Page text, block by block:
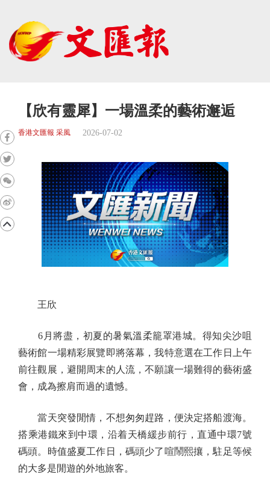
【欣有靈犀】一場溫柔的藝術邂逅
香港文匯報 采風 2026-07-02
王欣
6月將盡，初夏的暑氣溫柔籠罩港城。得知尖沙咀
藝術館一場精彩展覽即將落幕，我特意選在工作日上午
前往觀展，避開周末的人流，不願讓一場難得的藝術盛
會，成為擦肩而過的遺憾。
當天突發閒情，不想匆匆趕路，便決定搭船渡海。
搭乘港鐵來到中環，沿着天橋緩步前行，直通中環7號
碼頭。時值盛夏工作日，碼頭少了喧鬧熙攘，駐足等候
的大多是閒遊的外地旅客。